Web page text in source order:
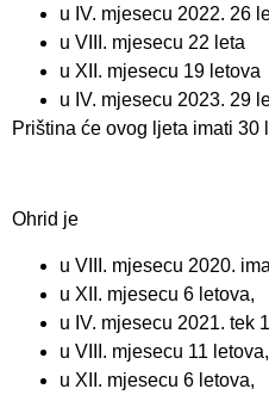
u IV. mjesecu 2022. 26
u VIII. mjesecu 22 leta
u XII. mjesecu 19 letova
u IV. mjesecu 2023. 29
Priština će ovog ljeta imati 30
Ohrid je
u VIII. mjesecu 2020.
u XII. mjesecu 6 letova,
u IV. mjesecu 2021. tek
u VIII. mjesecu 11 letova,
u XII. mjesecu 6 letova,